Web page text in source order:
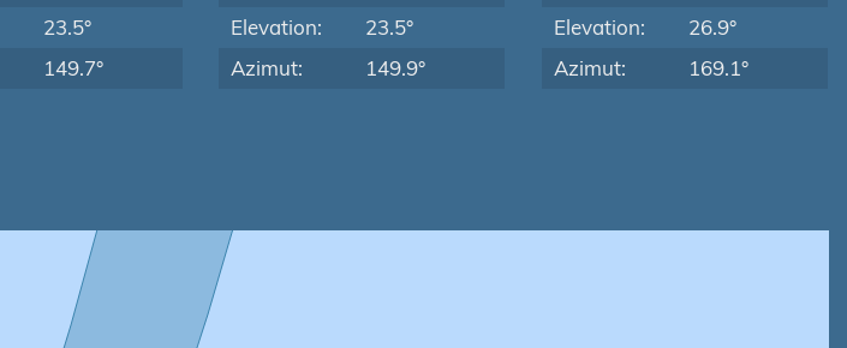
23.5°
149.7°
Elevation:
23.5°
Azimut:
149.9°
Elevation:
26.9°
Azimut:
169.1°